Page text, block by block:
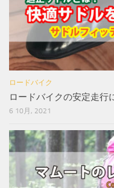
ロードバイク
ロードバイクの安定走行
6 10月, 2021